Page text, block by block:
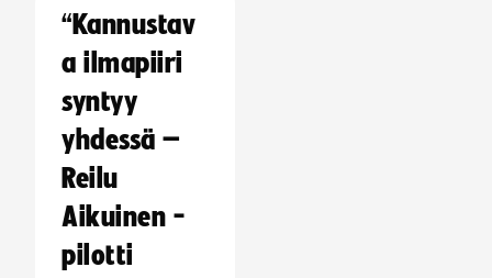
“Kannustav
a ilmapiiri
syntyy
yhdessä –
Reilu
Aikuinen -
pilotti